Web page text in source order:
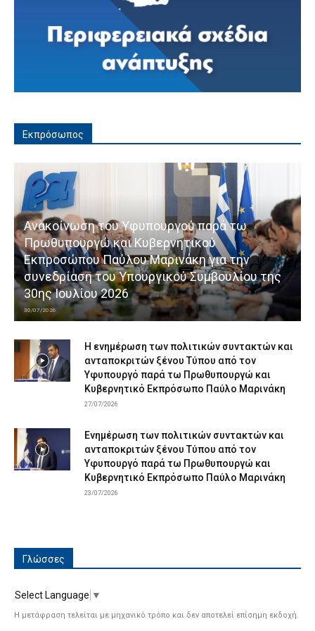
Εκπρόσωπος
Ανακοίνωση του Υφυπουργού παρά τω
Πρωθυπουργώ και Κυβερνητικού
Εκπροσώπου Παύλου Μαρινάκη για την
συνεδρίαση του Υπουργικού Συμβουλίου της
30ης Ιουλίου 2026
30/07/2026
Η ενημέρωση των πολιτικών συντακτών και
ανταποκριτών ξένου Τύπου από τον
Υφυπουργό παρά τω Πρωθυπουργώ και
Κυβερνητικό Εκπρόσωπο Παύλο Μαρινάκη
27/07/2026
Ενημέρωση των πολιτικών συντακτών και
ανταποκριτών ξένου Τύπου από τον
Υφυπουργό παρά τω Πρωθυπουργώ και
Κυβερνητικό Εκπρόσωπο Παύλο Μαρινάκη
23/07/2026
Γλώσσες
Select Language ▼
Η μετάφραση τελείται με μηχανικό τρόπο και δεν αποτελεί επίσημη εκδοχή.